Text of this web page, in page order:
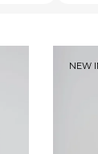
NEW